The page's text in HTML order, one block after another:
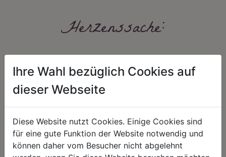
Herzenssache:
HARMONIE
Unser Sortiment steht für ein
positives Lebensgefühl. Wir
FAIRNESS
Nicht immer ist der günstigste Preis
auch ein guter Preis. Wir handeln
Ihre Wahl bezüglich Cookies auf
dieser Webseite
Diese Website nutzt Cookies. Einige Cookies sind
für eine gute Funktion der Website notwendig und
können daher vom Besucher nicht abgelehnt